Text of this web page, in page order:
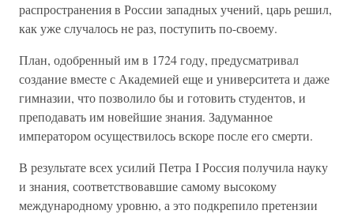
распространения в России западных учений, царь решил,
как уже случалось не раз, поступить по-своему.
План, одобренный им в 1724 году, предусматривал
создание вместе с Академией еще и университета и даже
гимназии, что позволило бы и готовить студентов, и
преподавать им новейшие знания. Задуманное
императором осуществилось вскоре после его смерти.
В результате всех усилий Петра I Россия получила науку
и знания, соответствовавшие самому высокому
международному уровню, а это подкрепило претензии